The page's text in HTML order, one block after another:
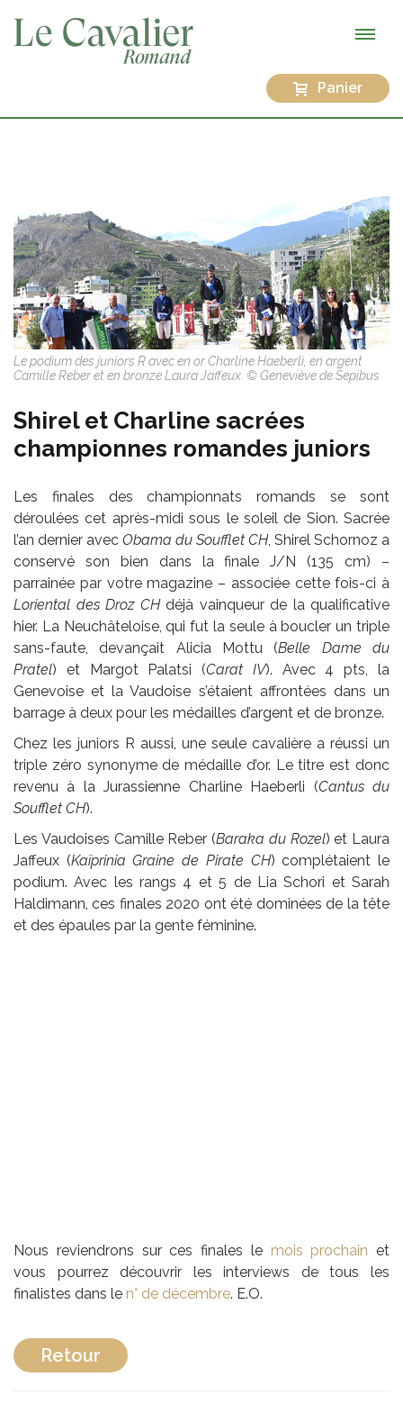
Panier
Le podium des juniors R avec en or Charline Haeberli, en argent
Camille Reber et en bronze Laura Jaffeux. © Geneviève de Sepibus
Shirel et Charline sacrées
championnes romandes juniors
Les finales des championnats romands se sont
déroulées cet après-midi sous le soleil de Sion. Sacrée
l’an dernier avec Obama du Soufflet CH, Shirel Schornoz a
conservé son bien dans la finale J/N (135 cm) –
parrainée par votre magazine – associée cette fois-ci à
Loriental des Droz CHdéjà vainqueur de la qualificative
hier. La Neuchâteloise, qui fut la seule à boucler un triple
sans-faute, devançait Alicia Mottu (Belle Dame du
Pratel) et Margot Palatsi (Carat IV). Avec 4 pts, la
Genevoise et la Vaudoise s’étaient affrontées dans un
barrage à deux pour les médailles d’argent et de bronze.
Chez les juniors R aussi, une seule cavalière a réussi un
triple zéro synonyme de médaille d’or. Le titre est donc
revenu à la Jurassienne Charline Haeberli (Cantus du
Soufflet CH).
Les Vaudoises Camille Reber (Baraka du Rozel) et Laura
Jaffeux (Kaïprinia Graine de Pirate CH) complétaient le
podium. Avec les rangs 4 et 5 de Lia Schori et Sarah
Haldimann, ces finales 2020 ont été dominées de la tête
et des épaules par la gente féminine.
Nous reviendrons sur ces finales le mois prochain et
vous pourrez découvrir les interviews de tous les
finalistes dans le n° de décembre. E.O.
Retour